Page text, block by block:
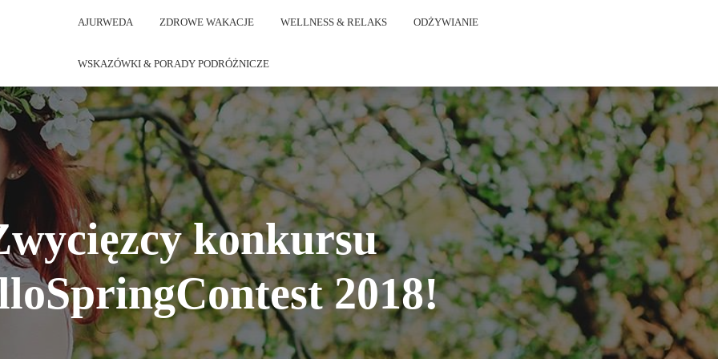
AJURWEDA ZDROWE WAKACJE WELLNESS & RELAKS ODŻYWIANIE
WSKAZÓWKI & PORADY PODRÓŻNICZE
konkursu
2018!